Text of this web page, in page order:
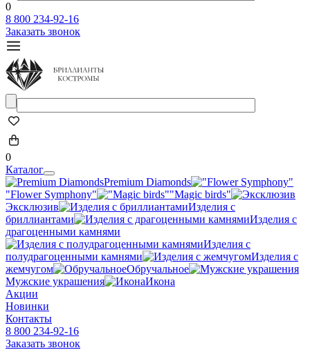
0
8 800 234-92-16
Заказать звонок
0
Каталог
Premium Diamonds
"Flower Symphony"
"Magic birds"
Эксклюзив
Изделия с
бриллиантами
Изделия с
драгоценными камнями
Изделия с
полудрагоценными камнями
Изделия с
жемчугом
Обручальное
Мужские украшения
Икона
Акции
Новинки
Контакты
8 800 234-92-16
Заказать звонок